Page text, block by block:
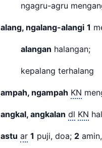
ngagru-agru
alang, ngalang-alangi 1
alangan halangan;
kepalang terhalang
ampah, ngampah KN
angkal, angkalan dl KN
astu ar 1 puji, doa; 2